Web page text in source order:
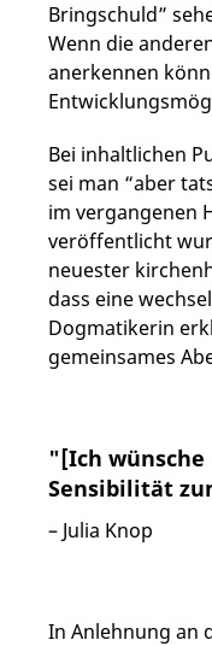
Bringschuld”
Wenn die
anerkennen
Bei inhaltlichen
sei man “aber
im vergangenen
veröffentlicht
neuester
dass eine
Dogmatikerin
gemeinsames
"[Ich
Sensibilität
– Julia Knop
In Anlehnung an